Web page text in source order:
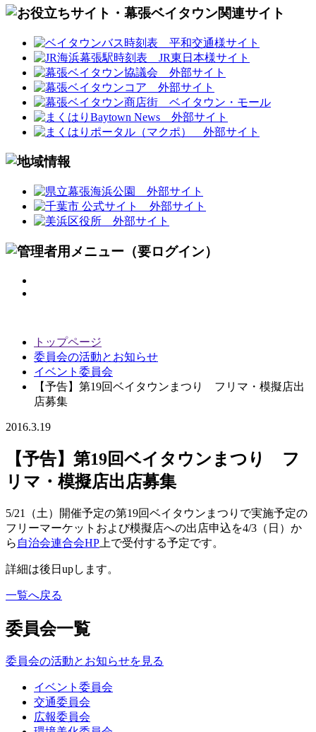
トップページ
委員会の活動とお知らせ
イベント委員会
【予告】第19回ベイタウンまつり フリマ・模擬店出
店募集
2016.3.19
【予告】第19回ベイタウンまつり フ
リマ・模擬店出店募集
5/21（土）開催予定の第19回ベイタウンまつりで実施予定の
フリーマーケットおよび模擬店への出店申込を4/3（日）か
ら 自治会連合会HP上で受付する予定です。
詳細は後日upします。
一覧へ戻る
委員会一覧
委員会の活動とお知らせを見る
イベント委員会
交通委員会
広報委員会